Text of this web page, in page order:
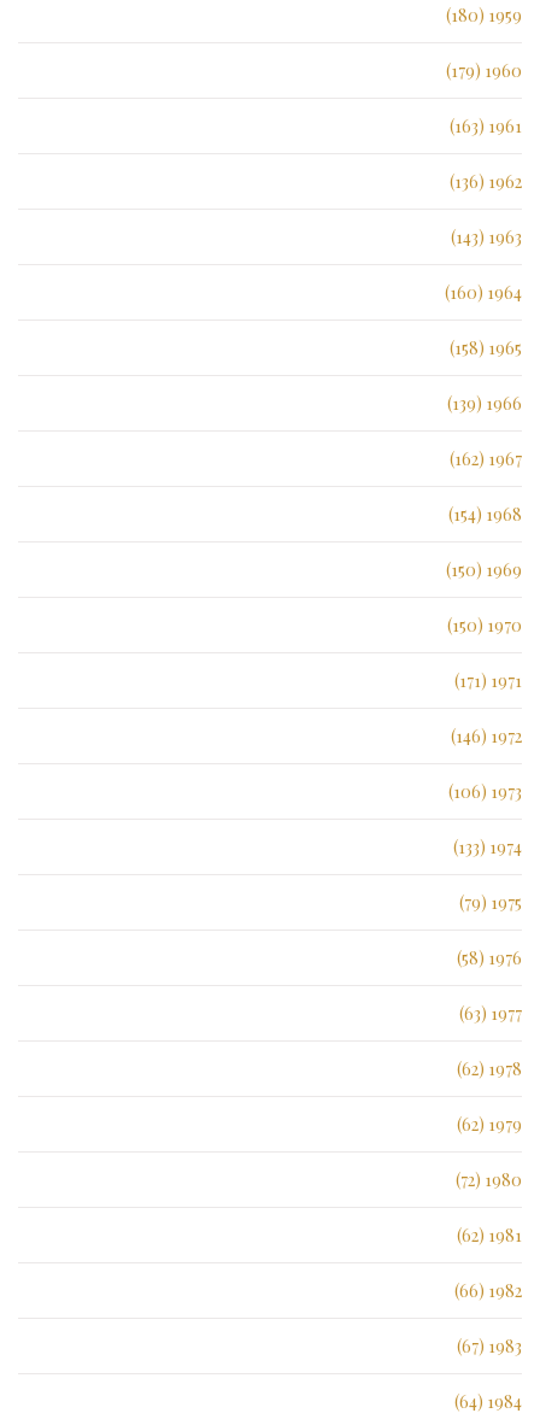
1959 (180)
1960 (179)
1961 (163)
1962 (136)
1963 (143)
1964 (160)
1965 (158)
1966 (139)
1967 (162)
1968 (154)
1969 (150)
1970 (150)
1971 (171)
1972 (146)
1973 (106)
1974 (133)
1975 (79)
1976 (58)
1977 (63)
1978 (62)
1979 (62)
1980 (72)
1981 (62)
1982 (66)
1983 (67)
1984 (64)